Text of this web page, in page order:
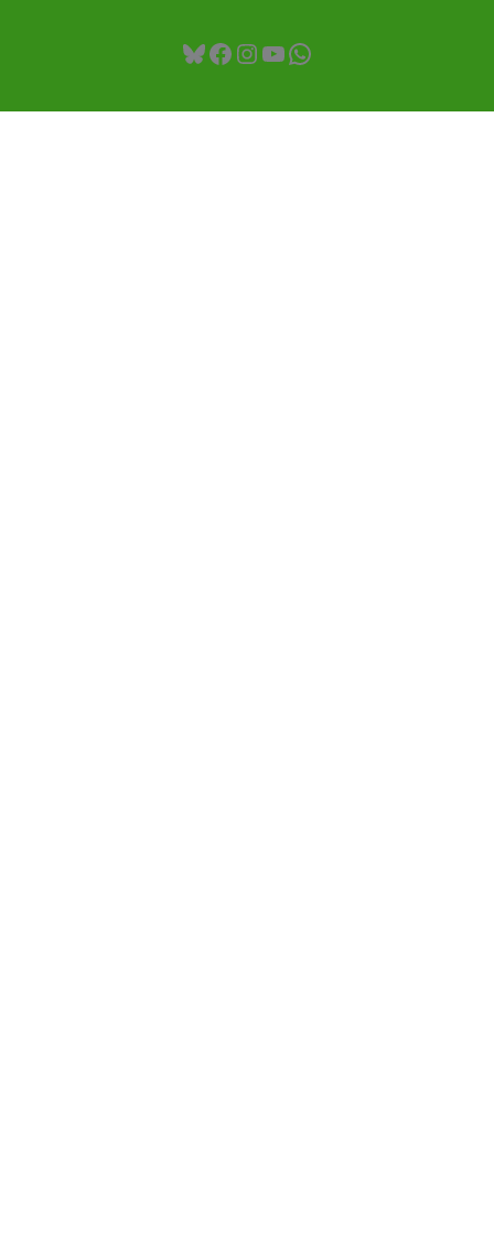
Bluesky
Facebook
Instagram
YouTube
WhatsApp